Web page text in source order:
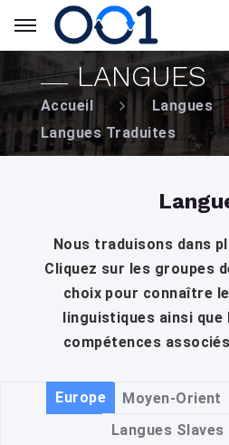
LANGUES
Accueil
Langues
Langues Traduites
Nous traduisons dans
Cliquez sur les groupes
choix pour connaître
linguistiques ainsi que
compétences
Europe Moyen-Orient
Langues Slaves